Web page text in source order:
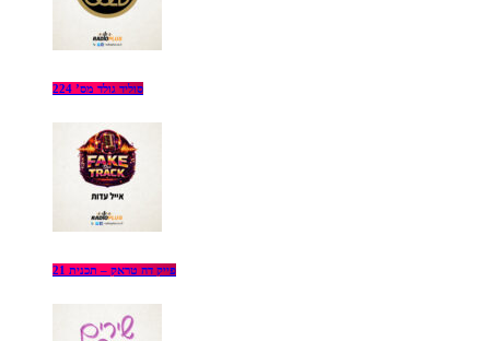
סוליד גולד מס’ 224
פייק דה טראק – תכנית 21